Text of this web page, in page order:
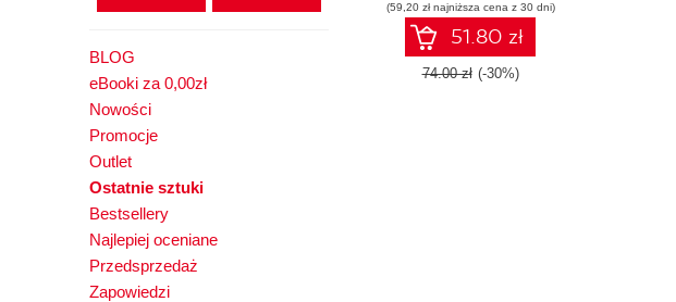
BLOG
eBooki za 0,00zł
Nowości
Promocje
Outlet
Ostatnie sztuki
Bestsellery
Najlepiej oceniane
Przedsprzedaż
Zapowiedzi
(59,20 zł najniższa cena z 30 dni)
51.80 zł
74.00 zł (-30%)